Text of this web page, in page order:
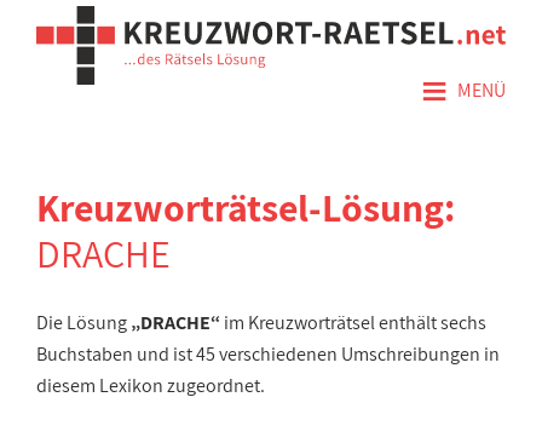
≡ MENÜ
Kreuzworträtsel-Lösung:
DRACHE
Die Lösung„DRACHE“ im Kreuzworträtsel enthält sechs
Buchstaben und ist 45 verschiedenen Umschreibungen in
diesem Lexikon zugeordnet.